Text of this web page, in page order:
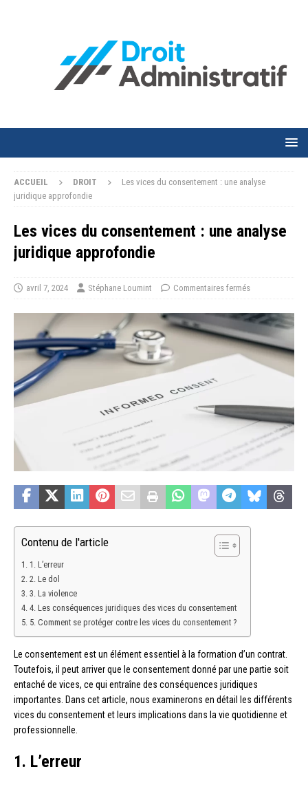
ACCUEIL DROIT
Les vices du consentement : une analyse
juridique approfondie
Les vices du consentement : une analyse
juridique approfondie
avril 7, 2024 Stéphane Loumint Commentaires fermés
Contenu de l'article
1. L’erreur
2. Le dol
3. La violence
4. Les conséquences juridiques des vices du consentement
5. Comment se protéger contre les vices du consentement ?
Le consentement est un élément essentiel à la formation d’un contrat.
Toutefois, il peut arriver que le consentement donné par une partie soit
entaché de vices, ce qui entraîne des conséquences juridiques
importantes. Dans cet article, nous examinerons en détail les différents
vices du consentement et leurs implications dans la vie quotidienne et
professionnelle.
1. L’erreur